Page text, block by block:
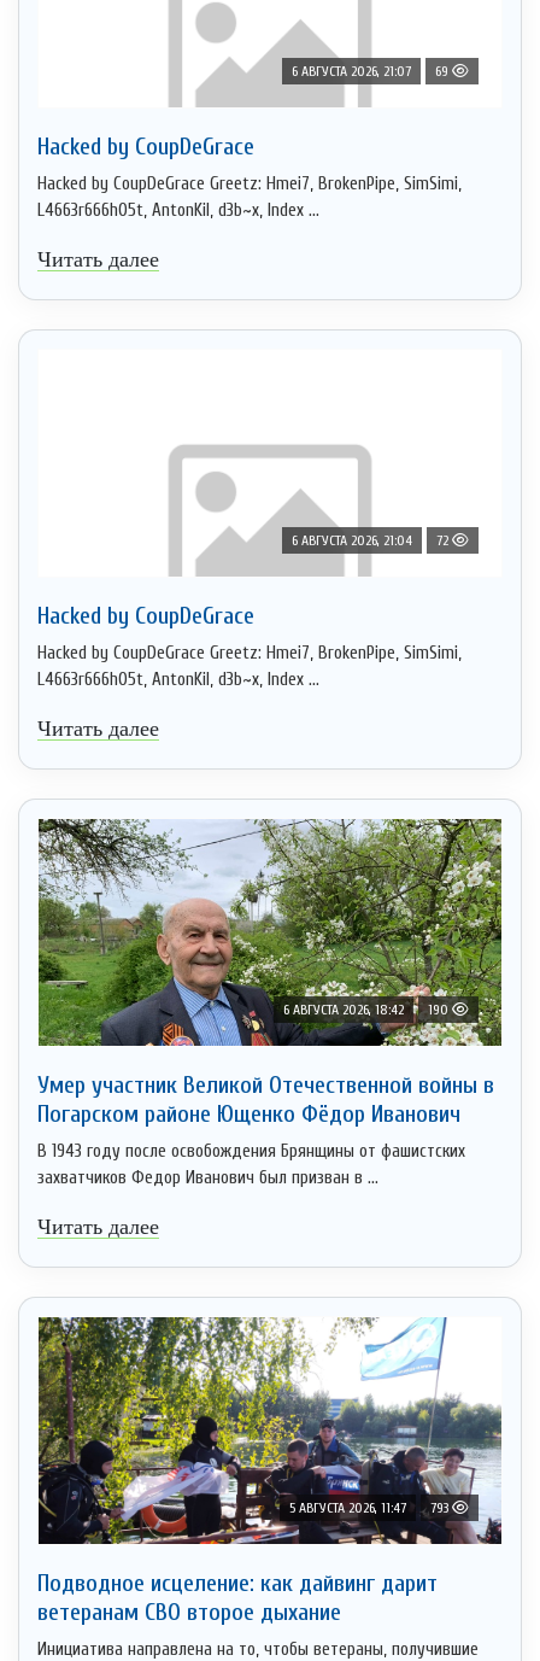
6 АВГУСТА 2026, 21:07 69
Hacked by CoupDeGrace
Hacked by CoupDeGrace Greetz: Hmei7, BrokenPipe, SimSimi,
L4663r666h05t, AntonKil, d3b~x, Index ...
Читать далее
6 АВГУСТА 2026, 21:04 72
Hacked by CoupDeGrace
Hacked by CoupDeGrace Greetz: Hmei7, BrokenPipe, SimSimi,
L4663r666h05t, AntonKil, d3b~x, Index ...
Читать далее
6 АВГУСТА 2026, 18:42 190
Умер участник Великой Отечественной войны в
Погарском районе Ющенко Фёдор Иванович
В 1943 году после освобождения Брянщины от фашистских
захватчиков Федор Иванович был призван в ...
Читать далее
5 АВГУСТА 2026, 11:47 793
Подводное исцеление: как дайвинг дарит
ветеранам СВО второе дыхание
Инициатива направлена на то, чтобы ветераны, получившие